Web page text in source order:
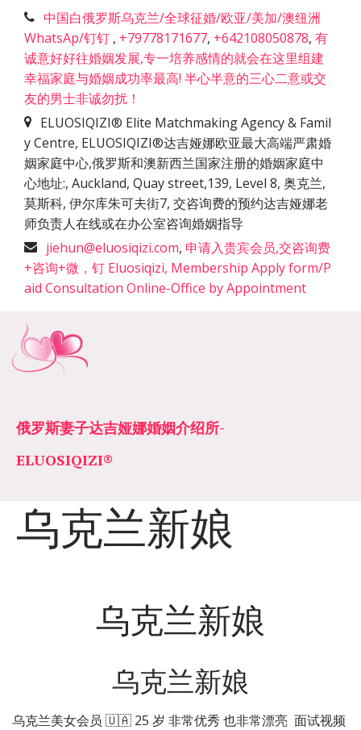
中国白俄罗斯乌克兰/全球征婚/欧亚/美加/澳纽洲
WhatsAp/钉钉 , +79778171677, +642108050878, 有
诚意好好往婚姻发展,专一培养感情的就会在这里组建
幸福家庭与婚姻成功率最高! 半心半意的三心二意或交
友的男士非诚勿扰！
ELUOSIQIZI® Elite Matchmaking Agency & Famil
y Centre, ELUOSIQIZI®达吉娅娜欧亚最大高端严肃婚
姻家庭中心,俄罗斯和澳新西兰国家注册的婚姻家庭中
心地址:, Auckland, Quay street,139, Level 8, 奥克兰,
莫斯科, 伊尔库朱可夫街7, 交咨询费的预约达吉娅娜老
师负责人在线或在办公室咨询婚姻指导
jiehun@eluosiqizi.com, 申请入贵宾会员,交咨询费
+咨询+微，钉 Eluosiqizi, Membership Apply form/P
aid Consultation Online-Office by Appointment
俄罗斯妻子达吉娅娜婚姻介绍所­­
ELUOSIQIZI®
乌克兰新娘
乌克兰新娘
乌克兰新娘
乌克兰美女会员 🇺🇦 25 岁 非常优秀 也非常漂亮  面试视频